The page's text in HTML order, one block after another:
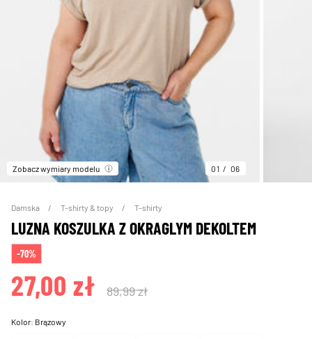
Zobacz wymiary modelu 01 06
Damska T-shirty & topy T-shirty
LUZNA KOSZULKA Z OKRAGLYM DEKOLTEM
-70%
27,00 zł 89,99 zł
Kolor: Brązowy